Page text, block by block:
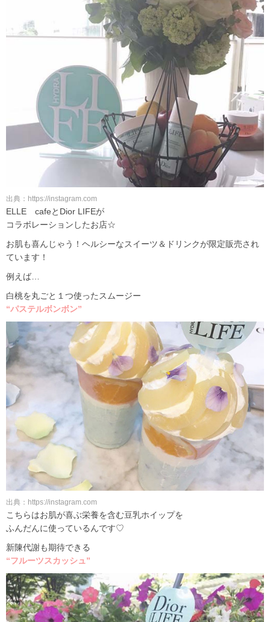
出典：https://instagram.com
ELLE cafeとDior LIFEが
コラボレーションしたお店☆
お肌も喜んじゃう！ヘルシーなスイーツ＆ドリンクが限定販売され
ています！
例えば…
白桃を丸ごと１つ使ったスムージー
“パステルボンボン”
出典：https://instagram.com
こちらはお肌が喜ぶ栄養を含む豆乳ホイップを
ふんだんに使っているんです♡
新陳代謝も期待できる
“フルーツスカッシュ”